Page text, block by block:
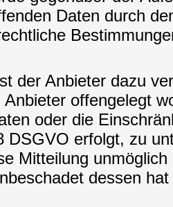
Daten durch
der Anbieter dazu
Anbieter offengelegt
oder die
DSGVO erfolgt, zu
Mitteilung
dessen